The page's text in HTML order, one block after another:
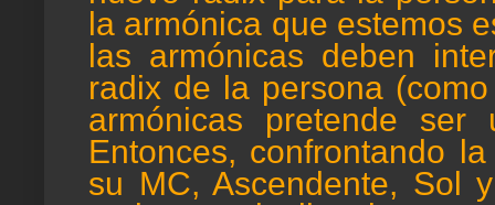
la armónica que estemos
las armónicas deben
radix de la persona
armónicas pretende
Entonces, confrontando
su MC, Ascendente, Sol